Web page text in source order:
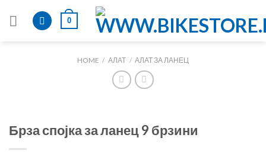
0
HOME / АЛАТ / АЛАТ ЗА ЛАНЕЦ
Брза спојка за ланец 9 брзини